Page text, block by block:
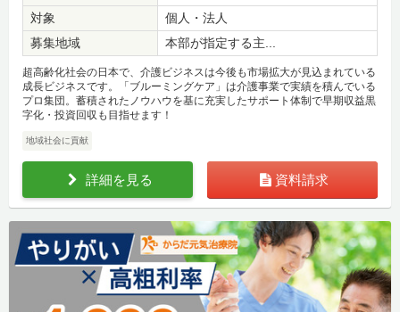
対象
個人・法人
募集地域
本部が指定する主...
超高齢化社会の日本で、介護ビジネスは今後も市場拡大が見込まれている
成長ビジネスです。「ブルーミングケア」は介護事業で実績を積んでいる
プロ集団。蓄積されたノウハウを基に充実したサポート体制で早期収益黒
字化・投資回収も目指せます！
地域社会に貢献
詳細を見る 資料請求